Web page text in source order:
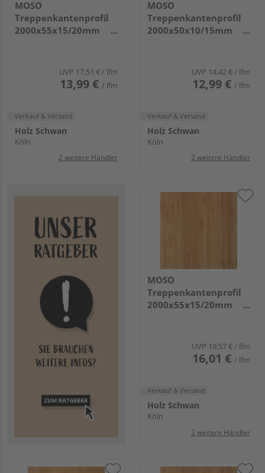
MOSO
Treppenkantenprofil
2000x55x15/20mm
UVP 17,51 €/ lfm
13,99 € / lfm
Verkauf & Versand
Holz Schwan
Köln
2 weitere Händler
MOSO
Treppenkantenprofil
2000x50x10/15mm
UVP 14,42 €/ lfm
12,99 € / lfm
Verkauf & Versand
Holz Schwan
Köln
2 weitere Händler
MOSO
Treppenkantenprofil
2000x55x15/20mm
UVP 19,57 €/ lfm
16,01 € / lfm
Verkauf & Versand
Holz Schwan
Köln
2 weitere Händler